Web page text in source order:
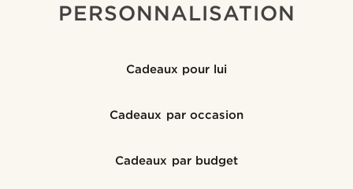
PERSONNALISATION
Cadeaux pour lui
Cadeaux par occasion
Cadeaux par budget